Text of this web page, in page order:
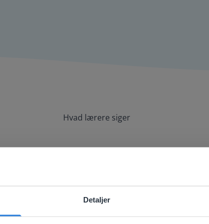
Detaljer
Hvad lærere siger
sammen med mit whiteboard
doesn't match your location